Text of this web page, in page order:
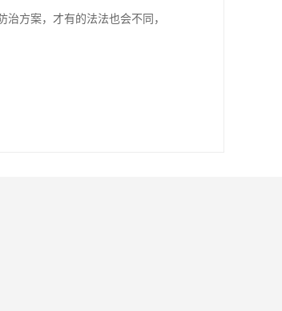
方案，才有的法法也会不同，